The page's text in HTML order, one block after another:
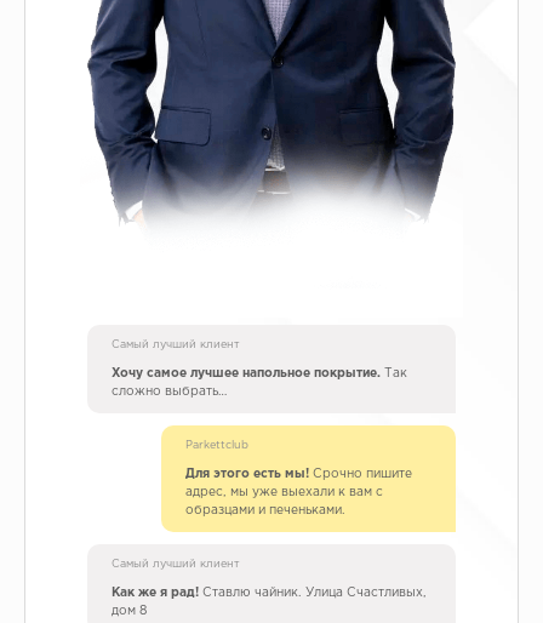
Самый лучший клиент
Хочу самое лучшее напольное покрытие.Так
сложно выбрать…
Parkettclub
Для этого есть мы!Срочно пишите
адрес, мы уже выехали к вам с
образцами и печеньками.
Самый лучший клиент
Как же я рад!Ставлю чайник. Улица Счастливых,
дом 8